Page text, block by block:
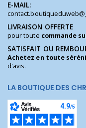
E-MAIL:
LIVRAISON OFFERTE
pour toute commande
SATISFAIT OU
Achetez en toute
d'avis.
LA BOUTIQUE DES